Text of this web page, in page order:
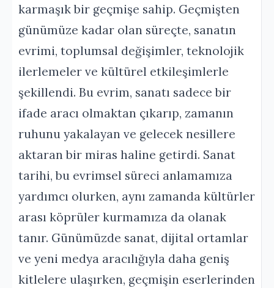
karmaşık bir geçmişe sahip. Geçmişten
günümüze kadar olan süreçte, sanatın
evrimi, toplumsal değişimler, teknolojik
ilerlemeler ve kültürel etkileşimlerle
şekillendi. Bu evrim, sanatı sadece bir
ifade aracı olmaktan çıkarıp, zamanın
ruhunu yakalayan ve gelecek nesillere
aktaran bir miras haline getirdi. Sanat
tarihi, bu evrimsel süreci anlamamıza
yardımcı olurken, aynı zamanda kültürler
arası köprüler kurmamıza da olanak
tanır. Günümüzde sanat, dijital ortamlar
ve yeni medya aracılığıyla daha geniş
kitlelere ulaşırken, geçmişin eserlerinden